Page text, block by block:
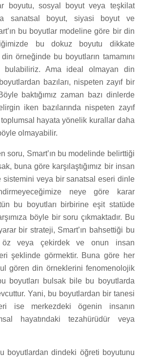
boyutu, sosyal boyut veya teşkilat
sanatsal boyut, siyasi boyut ve
bu boyutlar modeline göre bir din
bu dokuz boyutu dikkate
örneğinde bu boyutların tamamını
Ama ideal olmayan din
bazıları, nispeten zayıf bir
baktığımız zaman bazı dinlerde
iken bazılarında nispeten zayıf
hayata yönelik kurallar daha
olmayabilir.
soru, Smart’ın bu modelinde belirttiği
buna göre karşılaştığımız bir insan
sistemini veya bir sanatsal eseri dinle
neye göre karar
bu boyutları birbirine eşit statüde
böyle bir soru çıkmaktadır. Bu
bir strateji, Smart’ın bahsettiği bu
öz veya çekirdek ve onun insan
şeklinde görmektir. Buna göre her
gören din örneklerini fenomenolojik
boyutları bulsak bile bu boyutlarda
Yani, bu boyutlardan bir tanesi
ise merkezdeki ögenin insanın
hayatındaki tezahürüdür veya
boyutlardan dindeki öğreti boyutunu